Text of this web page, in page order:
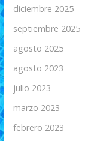
diciembre 2025
septiembre 2025
agosto 2025
agosto 2023
julio 2023
marzo 2023
febrero 2023